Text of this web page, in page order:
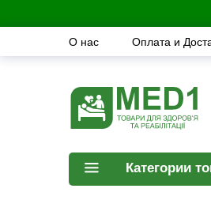
О нас Оплата и
Категории